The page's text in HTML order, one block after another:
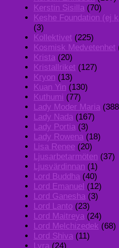
Kerstin Sisilla (70)
Keshe Foundation (ej
(3)
Kollektivet (225)
Kosmisk Medvetenhet
Krista (20)
Kristallriket (127)
Kryon (13)
Kuan Yin (130)
Kuthumi (77)
Lady Moder Maria
Lady Nada (167)
Lady Portia (3)
Lady Rowena (18)
Lisa Renee (20)
Ljusarbetarmöten (37)
Ljusvärdinnan (1)
Lord Buddha (40)
Lord Emanuel (12)
Lord Ganesha (3)
Lord Lanto (23)
Lord Maitreya (24)
Lord Melchizedek (68)
Lord Shiva (11)
Lyra (24)